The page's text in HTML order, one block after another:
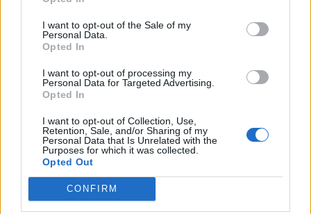
I want to opt-out of the Sale of my
Personal Data.
Opted In
I want to opt-out of processing my
Personal Data for Targeted Advertising.
Opted In
I want to opt-out of Collection, Use,
Retention, Sale, and/or Sharing of my
Personal Data that Is Unrelated with the
Purposes for which it was collected.
Opted Out
CONFIRM
NOVINKY
Nález munice může skončit tragicky. Policie
radí, jak správně postupovat